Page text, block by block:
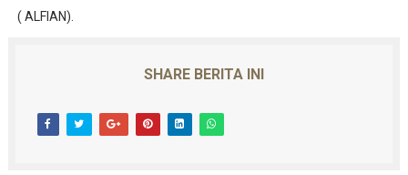
( ALFIAN).
SHARE BERITA INI